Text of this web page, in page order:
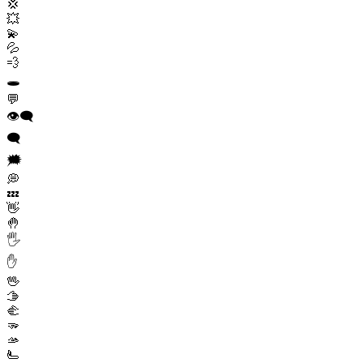
💢
💥
💫
💦
💨
🕳️
💬
👁️‍🗨️
🗨️
🗯️
💭
💤
👋
🤚
🖐️
✋
🖖
🫱
🫲
🫳
🫴
🫷